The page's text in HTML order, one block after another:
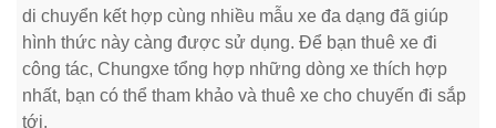
di chuyển kết hợp cùng nhiều mẫu xe đa dạng đã giúp
hình thức này càng được sử dụng. Để bạn thuê xe đi
công tác, Chungxe tổng hợp những dòng xe thích hợp
nhất, bạn có thể tham khảo và thuê xe cho chuyến đi sắp
tới.